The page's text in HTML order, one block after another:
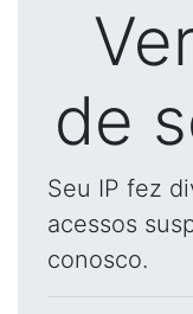
de
Seu IP fez
acessos
conosco.